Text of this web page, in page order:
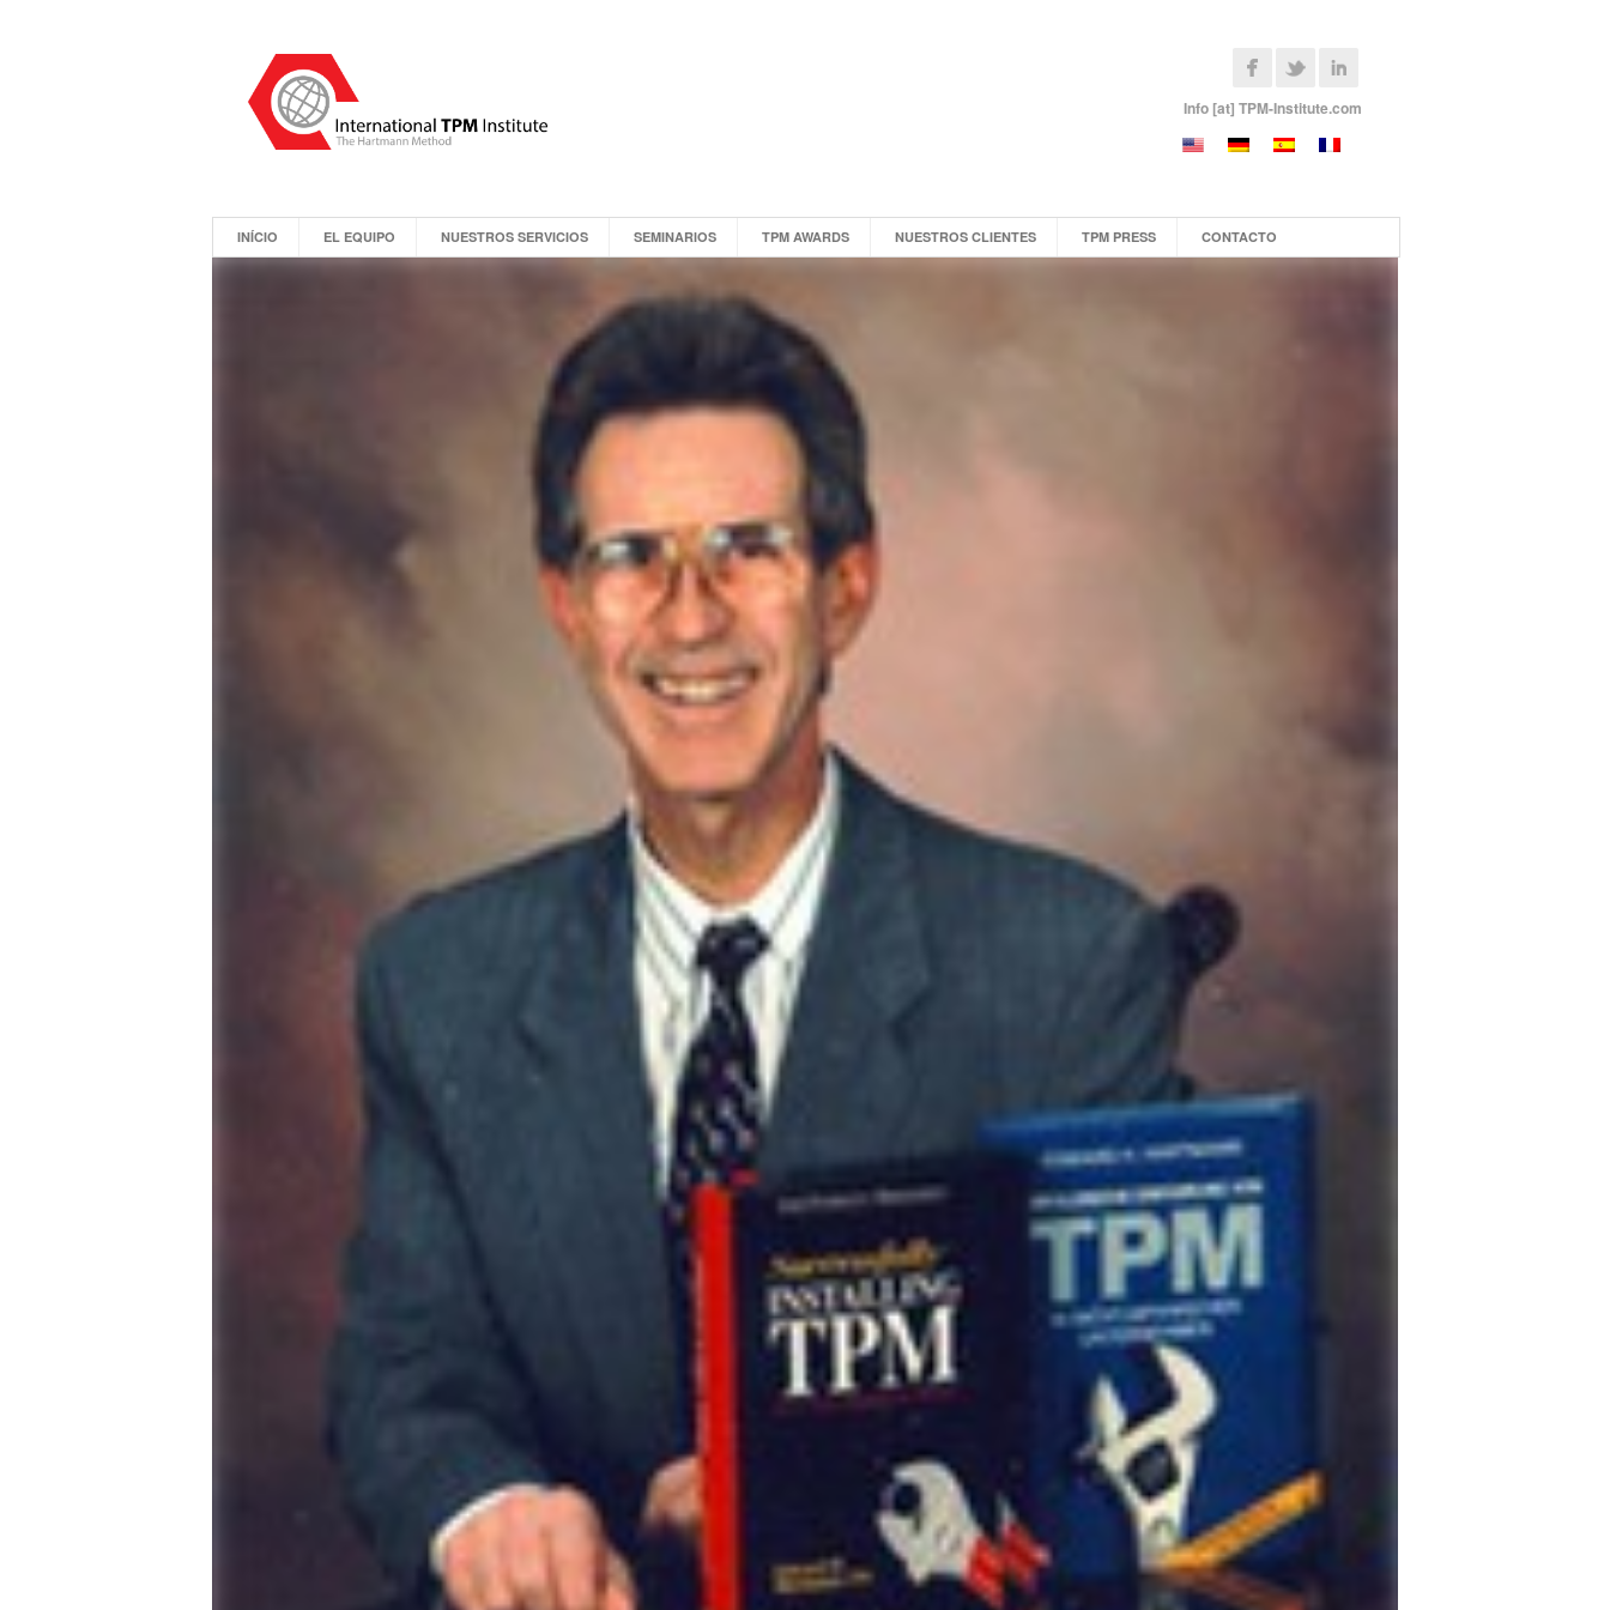
Info [at] TPM-Institute.com
INÍCIO EL EQUIPO NUESTROS SERVICIOS SEMINARIOS TPM AWARDS NUESTROS CLIENTES TPM PRESS CONTACTO